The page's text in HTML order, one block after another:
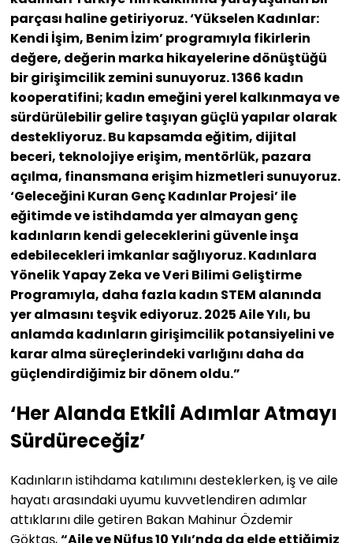
parçası haline getiriyoruz. ‘Yükselen Kadınlar:
Kendi İşim, Benim İzim’ programıyla fikirlerin
değere, değerin marka hikayelerine dönüştüğü
bir girişimcilik zemini sunuyoruz. 1366 kadın
kooperatifini; kadın emeğini yerel kalkınmaya ve
sürdürülebilir gelire taşıyan güçlü yapılar olarak
destekliyoruz. Bu kapsamda eğitim, dijital
beceri, teknolojiye erişim, mentörlük, pazara
açılma, finansmana erişim hizmetleri sunuyoruz.
‘Geleceğini Kuran Genç Kadınlar Projesi’ ile
eğitimde ve istihdamda yer almayan genç
kadınların kendi geleceklerini güvenle inşa
edebilecekleri imkanlar sağlıyoruz. Kadınlara
Yönelik Yapay Zeka ve Veri Bilimi Geliştirme
Programıyla, daha fazla kadın STEM alanında
yer almasını teşvik ediyoruz. 2025 Aile Yılı, bu
anlamda kadınların girişimcilik potansiyelini ve
karar alma süreçlerindeki varlığını daha da
güçlendirdiğimiz bir dönem oldu.”
‘Her Alanda Etkili Adımlar Atmayı
Sürdüreceğiz’
Kadınların istihdama katılımını desteklerken, iş ve aile
hayatı arasındaki uyumu kuvvetlendiren adımlar
attıklarını dile getiren Bakan Mahinur Özdemir